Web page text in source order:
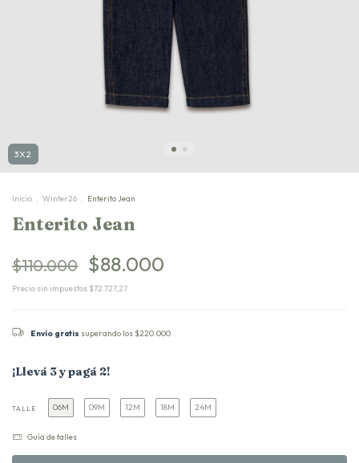
3X2
Inicio Winter26 Enterito Jean
Enterito Jean
$110.000 $88.000
Precio sin impuestos $72.727,27
Envío gratis superando los $220.000
¡Llevá 3 y pagá 2!
TALLE 06M 09M 12M 18M 24M
Guía de talles